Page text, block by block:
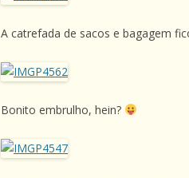
A catrefada de sacos e bagagem
Bonito embrulho, hein?